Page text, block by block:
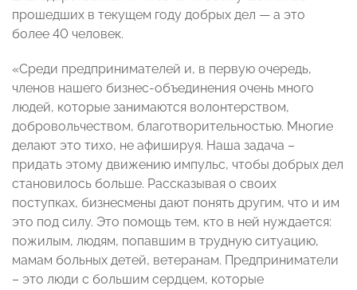
прошедших в текущем году добрых дел — а это
более 40 человек.
«Среди предпринимателей и, в первую очередь,
членов нашего бизнес-объединения очень много
людей, которые занимаются волонтерством,
добровольчеством, благотворительностью. Многие
делают это тихо, не афишируя. Наша задача –
придать этому движению импульс, чтобы добрых дел
становилось больше. Рассказывая о своих
поступках, бизнесмены дают понять другим, что и им
это под силу. Это помощь тем, кто в ней нуждается:
пожилым, людям, попавшим в трудную ситуацию,
мамам больных детей, ветеранам. Предприниматели
– это люди с большим сердцем, которые